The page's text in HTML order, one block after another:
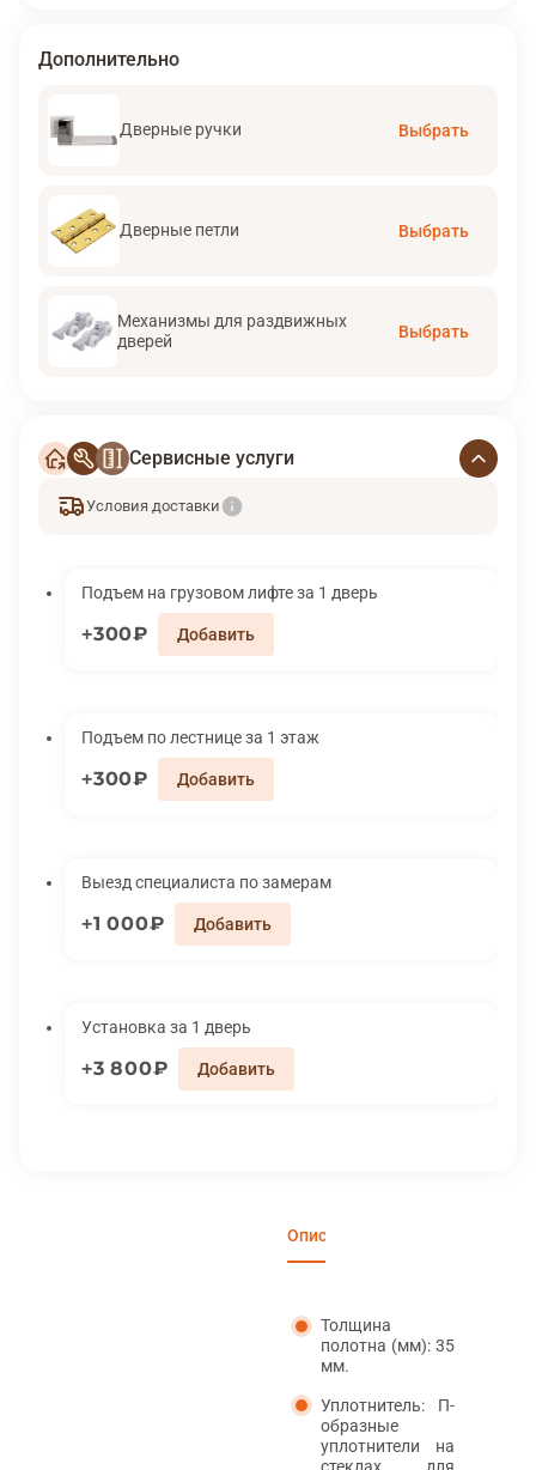
Дополнительно
Дверные ручки Выбрать
Дверные петли Выбрать
Механизмы для раздвижных
дверей
Выбрать
Сервисные услуги
Условия доставки
Подъем на грузовом лифте за 1 дверь
300₽
Подъем по лестнице за 1 этаж
300₽
Выезд специалиста по замерам
1 000₽
Установка за 1 дверь
3 800₽
Описание
Толщина
полотна (мм): 35
мм.
Уплотнитель: П-
образные
уплотнители на